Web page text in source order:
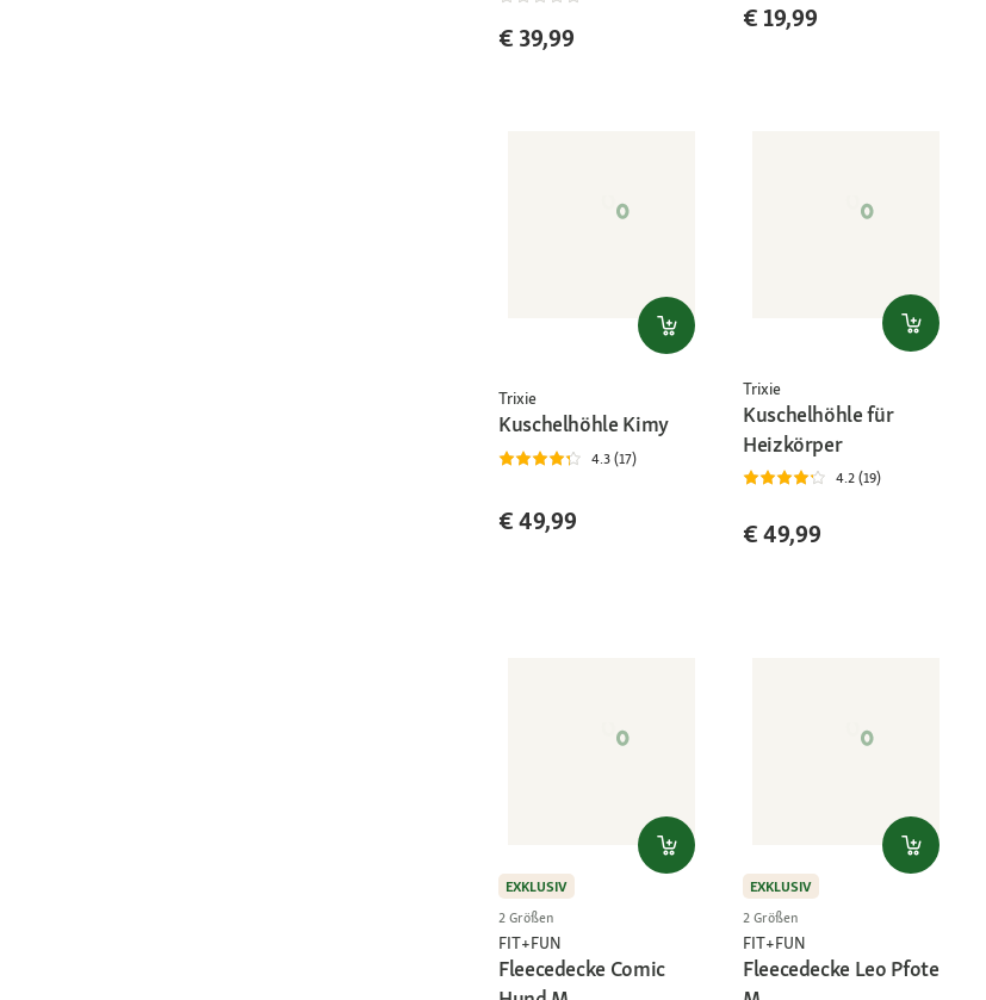
€ 39,99
€ 19,99
Trixie
Kuschelhöhle Kimy
4.3 (17)
€ 49,99
Trixie
Kuschelhöhle für
Heizkörper
4.2 (19)
€ 49,99
EXKLUSIV
2 Größen
FIT+FUN
Fleecedecke Comic
EXKLUSIV
2 Größen
FIT+FUN
Fleecedecke Leo Pfote